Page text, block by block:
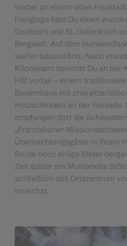
vorbei an einem alten
Hanglage hast Du einen
Gortipohl und St. Gallenkirch
Bergwelt. Auf dem
weiter talauswärts. Nach
Kilometern kommst Du an der
Hilf vorbei – einem
Bauernhaus mit
Holzschindeln an der
empfangen dort die
„Franziskaner
Übernachtungsgäste in ihrem
Route noch einige Meter
Zeit später am Muntanella
schließlich das Ortszentrum
erreichst.